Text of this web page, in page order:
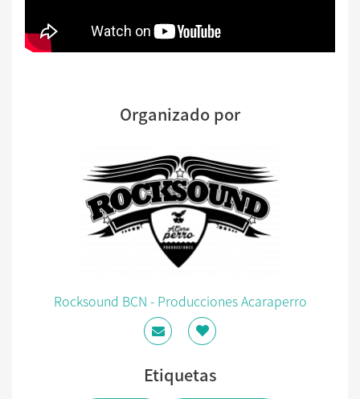
Organizado por
Rocksound BCN - Producciones Acaraperro
Etiquetas